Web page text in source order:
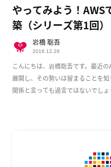
やってみよう！AWS
築（シリーズ第1回）
こんにちは、岩橋聡吾です。最近
展開し、その勢いは留まることを
関係と言っても過言ではないでし
岩橋 聡吾
2016.12.26